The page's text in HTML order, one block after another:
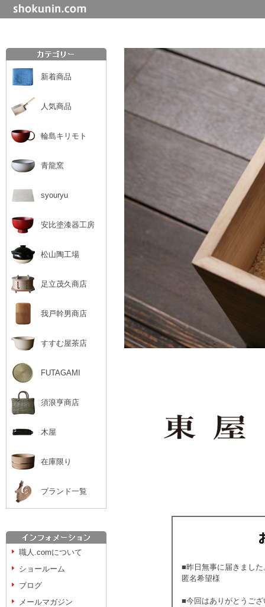
新着商品
人気商品
輪島キリモト
青龍窯
syouryu
安比塗漆器工房
松山陶工場
足立茂久商店
我戸幹男商店
すすむ屋茶店
FUTAGAMI
須浪亨商店
木屋
在庫限り
ブランド一覧
職人.comについて
ショールーム
ブログ
メールマガジン
■昨日無事に届きまし
匿名希望様
■今回はありがとうご